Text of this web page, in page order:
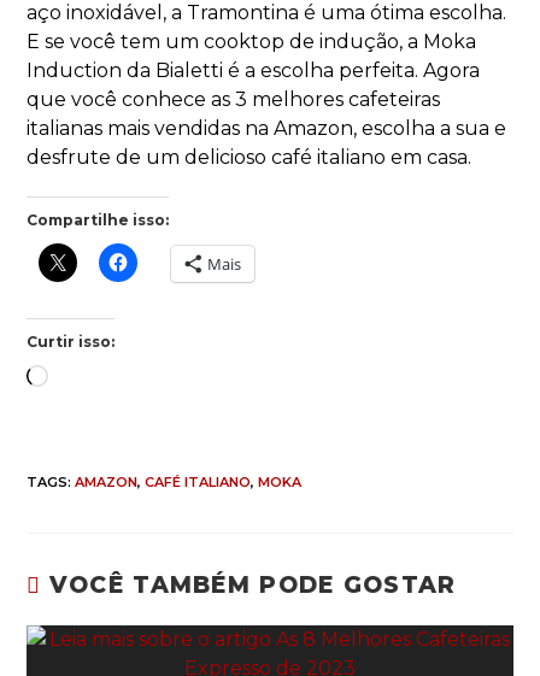
aço inoxidável, a Tramontina é uma ótima escolha.
E se você tem um cooktop de indução, a Moka
Induction da Bialetti é a escolha perfeita. Agora
que você conhece as 3 melhores cafeteiras
italianas mais vendidas na Amazon, escolha a sua e
desfrute de um delicioso café italiano em casa.
Compartilhe isso:
Mais
Curtir isso:
TAGS:AMAZON, CAFÉ ITALIANO, MOKA
VOCÊ TAMBÉM PODE GOSTAR